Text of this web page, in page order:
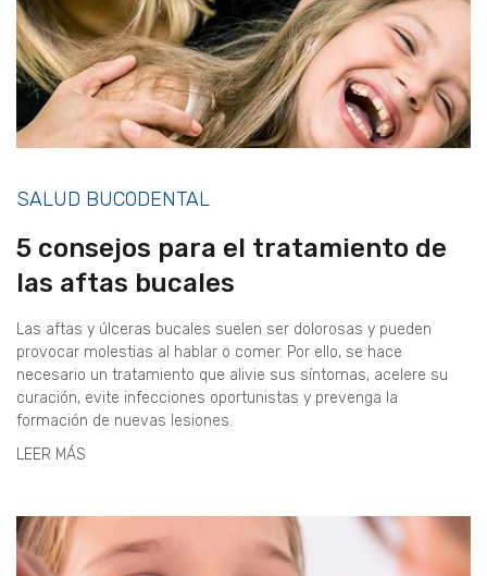
SALUD BUCODENTAL
5 consejos para el tratamiento de
las aftas bucales
Las aftas y úlceras bucales suelen ser dolorosas y pueden
provocar molestias al hablar o comer. Por ello, se hace
necesario un tratamiento que alivie sus síntomas, acelere su
curación, evite infecciones oportunistas y prevenga la
formación de nuevas lesiones.
LEER MÁS